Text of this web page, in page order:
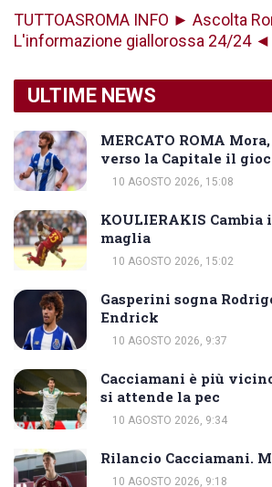
TUTTOASROMA INFO ► Ascolta
L'informazione giallorossa 24/24 ◄
ULTIME NEWS
MERCATO ROMA
verso la Capitale il
10 AGOSTO 2026, 15:08
KOULIERAKIS
maglia
10 AGOSTO 2026, 15:02
Gasperini sogna
Endrick
10 AGOSTO 2026, 9:37
Cacciamani è più
si attende la pec
10 AGOSTO 2026, 9:34
Rilancio Cacciamani.
10 AGOSTO 2026, 9:18